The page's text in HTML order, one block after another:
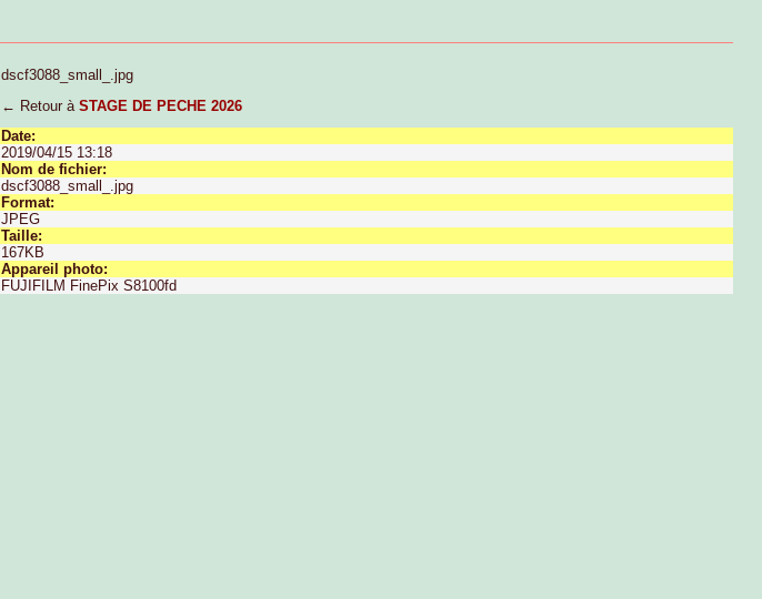
dscf3088_small_.jpg
← Retour àSTAGE DE PECHE 2026
Date:
2019/04/15 13:18
Nom de fichier:
dscf3088_small_.jpg
Format:
JPEG
Taille:
167KB
Appareil photo:
FUJIFILM FinePix S8100fd